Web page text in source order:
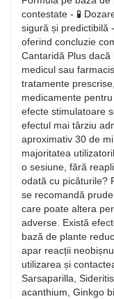
contestate - 🧪
sigură și predictibilă
oferind concluzie
Cantaridă Plus
medicul sau
tratamente
medicamente
efecte stimulatoare
efectul mai târziu
aproximativ 30 de
majoritatea
o sesiune, fără
odată cu picăturile?
se recomandă
care poate altera
adverse. Există
bază de plante
apar reacții
utilizarea și
Sarsaparilla,
acanthium, Ginkgo